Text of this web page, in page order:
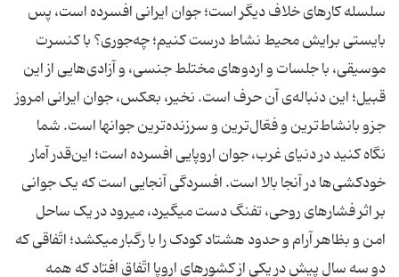
سلسله کارهای خلاف دیگر است؛ جوان ایرانی افسرده است، پس
بایستی برایش محیط نشاط درست کنیم؛ چه‌جوری؟ با کنسرت
موسیقی، با جلسات و اردوهای مختلط جنسی، و آزادی‌هایی از این
قبیل؛ این دنباله‌ی آن حرف است. نخیر، بعکس، جوان ایرانی امروز
جزو بانشاط‌ترین و فعّال‌ترین و سرزنده‌ترین جوانها است. شما
نگاه کنید در دنیای غرب، جوان اروپایی افسرده است؛ این‌قدر آمار
خودکشی‌ها در آنجا بالا است. افسردگی آنجایی است که یک جوانی
بر اثر فشارهای روحی، تفنگ دست میگیرد، میرود در یک ساحل
امن و بظاهر آرام و حدود هشتاد کودک را با رگبار میکشد؛ اتّفاقی که
دو سه سال پیش در یکی از کشورهای اروپا اتّفاق افتاد که همه